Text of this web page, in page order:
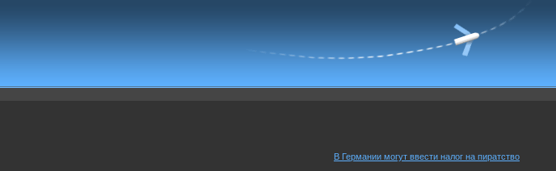
В Германии могут ввести налог на пиратство